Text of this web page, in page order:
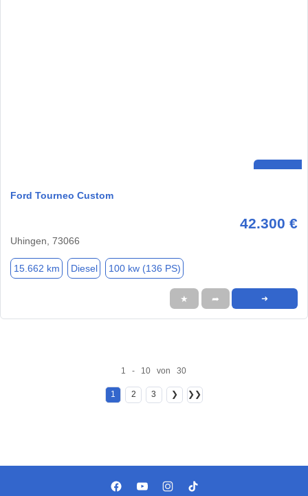
Ford Tourneo Custom
42.300 €
Uhingen, 73066
15.662 km Diesel 100 kw (136 PS)
★ ➦ ➜
1 - 10 von 30
1 2 3 ❯ ❯❯